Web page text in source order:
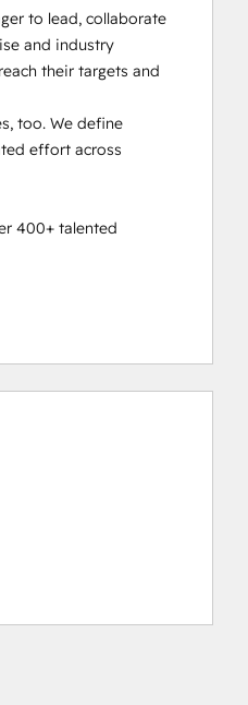
to lead, collaborate
and industry
their targets and
too. We define
effort across
400+ talented